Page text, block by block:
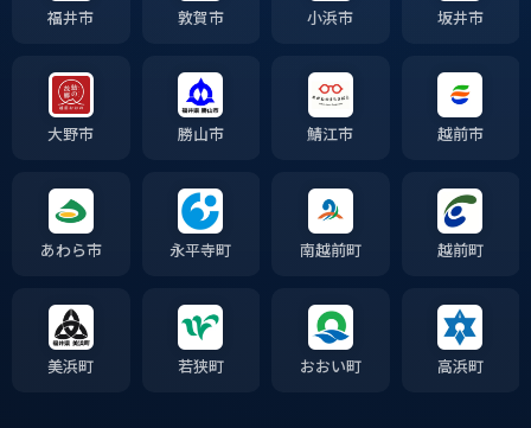
福井市 敦賀市 小浜市 坂井市
大野市 勝山市 鯖江市 越前市
あわら市 永平寺町 南越前町 越前町
美浜町 若狭町 おおい町 高浜町